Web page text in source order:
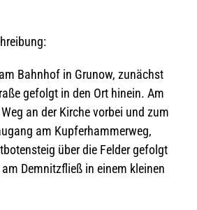
Bahn­hof in Gru­now, zunächst
gefolgt in den Ort hin­ein. Am
an der Kir­che vor­bei und zum
am Kup­fer­ham­mer­weg,
über die Fel­der gefolgt
Dem­nitz­fließ in einem klei­nen